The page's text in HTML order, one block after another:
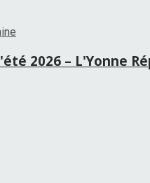
2026 – L'Yonne